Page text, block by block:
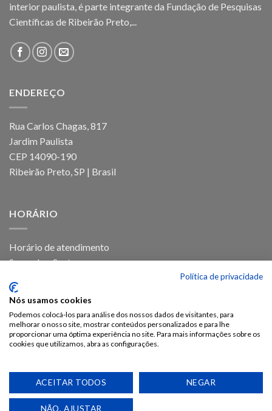
interior paulista, é parte integrante da Fundação de Pesquisas
Científicas de Ribeirão Preto,...
ENDEREÇO
Rua Carlos Chagas, 817
Jardim Paulista
CEP 14090-190
Ribeirão Preto, SP | Brasil
HORÁRIO
Horário de atendimento
Segunda a Sexta
POLÍTICA DE PRIVACIDADE
POLÍTICA DE COOKIES
RASTREIO DE PRODUTO
TROCA E DEVOLUÇÃO
Política de privacidade
Nós usamos cookies
Podemos colocá-los para análise dos nossos dados de visitantes, para
melhorar o nosso site, mostrar conteúdos personalizados e para lhe
proporcionar uma óptima experiência no site. Para mais informações sobre os
cookies que utilizamos, abra as configurações.
ACEITAR TODOS NEGAR
NÃO, AJUSTAR